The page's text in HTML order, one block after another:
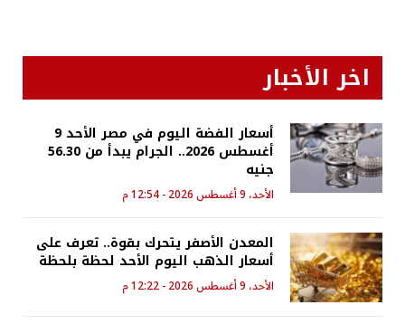
اخر الأخبار
أسعار الفضة اليوم في مصر الأحد 9
أغسطس 2026.. الجرام يبدأ من 56.30
جنيه
الأحد، 9 أغسطس 2026 - 12:54 م
المعدن الأصفر يتحرك بقوة.. تعرف على
أسعار الذهب اليوم الأحد لحظة بلحظة
الأحد، 9 أغسطس 2026 - 12:22 م